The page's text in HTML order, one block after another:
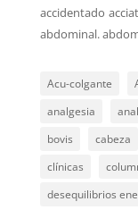
accidentado
abdominal.
Acu-colgante
analgesia
bovis
cabeza
clínicas
desequilibrios